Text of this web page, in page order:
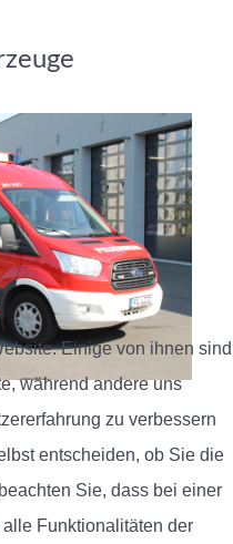
Einige von ihnen sind
während andere uns
zu verbessern
entscheiden, ob Sie die
Sie, dass bei einer
Funktionalitäten der